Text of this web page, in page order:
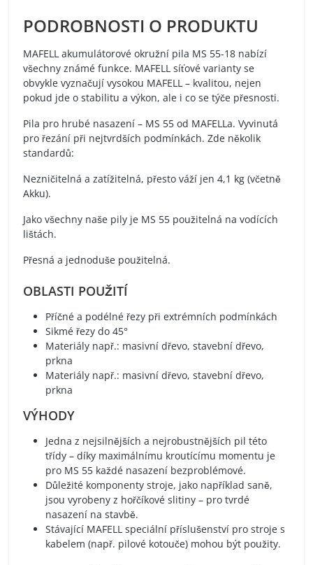
PODROBNOSTI O PRODUKTU
MAFELL akumulátorové okružní pila MS 55-18 nabízí
všechny známé funkce. MAFELL síťové varianty se
obvykle vyznačují vysokou MAFELL – kvalitou, nejen
pokud jde o stabilitu a výkon, ale i co se týče přesnosti.
Pila pro hrubé nasazení – MS 55 od MAFELLa. Vyvinutá
pro řezání při nejtvrdších podmínkách. Zde několik
standardů:
Nezničitelná a zatížitelná, přesto váží jen 4,1 kg (včetně
Akku).
Jako všechny naše pily je MS 55 použitelná na vodících
lištách.
Přesná a jednoduše použitelná.
OBLASTI POUŽITÍ
Příčné a podélné řezy při extrémních podmínkách
Sikmé řezy do 45°
Materiály např.: masivní dřevo, stavební dřevo,
prkna
Materiály např.: masivní dřevo, stavební dřevo,
prkna
VÝHODY
Jedna z nejsilnějších a nejrobustnějších pil této
třídy – díky maximálnímu kroutícímu momentu je
pro MS 55 každé nasazení bezproblémové.
Důležité komponenty stroje, jako například saně,
jsou vyrobeny z hořčíkové slitiny – pro tvrdé
nasazení na stavbě.
Stávající MAFELL speciální příslušenství pro stroje s
kabelem (např. pilové kotouče) mohou být použity.